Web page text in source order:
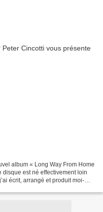
album « Long Way From Home
est né effectivement loin
écrit, arrangé et produit moi-